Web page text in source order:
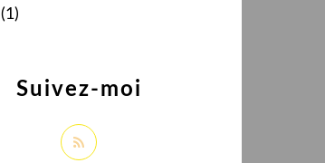
(1)
Suivez-moi